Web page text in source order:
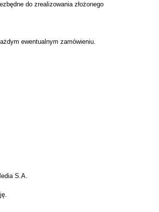
do zrealizowania złożonego
ewentualnym zamówieniu.
S.A.